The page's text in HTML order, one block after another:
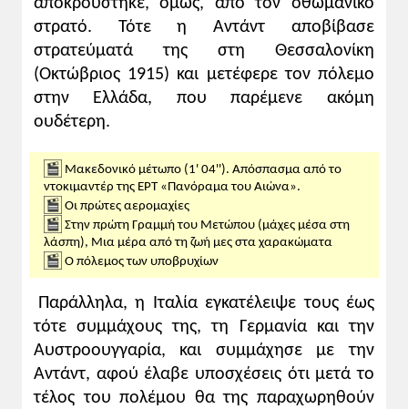
αποκρούστηκε, όμως, από τον οθωμανικό
στρατό. Τότε η Αντάντ αποβίβασε
στρατεύματά της στη Θεσσαλονίκη
(Οκτώβριος 1915) και μετέφερε τον πόλεμο
στην Ελλάδα, που παρέμενε ακόμη
ουδέτερη.
Μακεδονικό μέτωπο (1' 04''). Απόσπασμα από το
ντοκιμαντέρ της ΕΡΤ «Πανόραμα του Αιώνα».
Οι πρώτες αερομαχίες
Στην πρώτη Γραμμή του Μετώπου (μάχες μέσα στη
λάσπη), Μια μέρα από τη ζωή μες στα χαρακώματα
Ο πόλεμος των υποβρυχίων
Παράλληλα, η Ιταλία εγκατέλειψε τους έως
τότε συμμάχους της, τη Γερμανία και την
Αυστροουγγαρία, και συμμάχησε με την
Αντάντ, αφού έλαβε υποσχέσεις ότι μετά το
τέλος του πολέμου θα της παραχωρηθούν